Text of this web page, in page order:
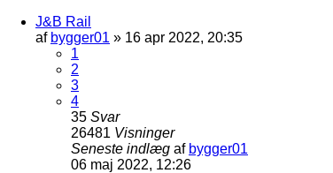
J&B Rail
af bygger01 » 16 apr 2022, 20:35
1
2
3
4
35 Svar
26481 Visninger
Seneste indlæg af bygger01
06 maj 2022, 12:26